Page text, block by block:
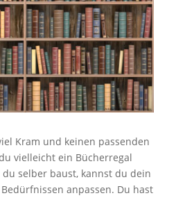
Kram und keinen passenden
vielleicht ein Bücherregal
selber baust, kannst du dein
anpassen. Du hast